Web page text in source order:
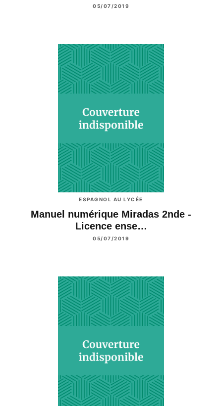
05/07/2019
ESPAGNOL AU LYCÉE
Manuel numérique Miradas 2nde -
Licence ense…
05/07/2019